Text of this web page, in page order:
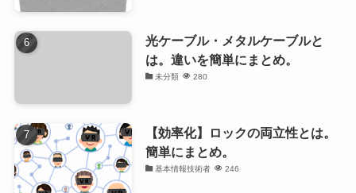
光ケーブル・メタルケーブルと
は。違いを簡単にまとめ。
未分類 280
【効率化】ロックの両立性とは。
簡単にまとめ。
基本情報技術者 246